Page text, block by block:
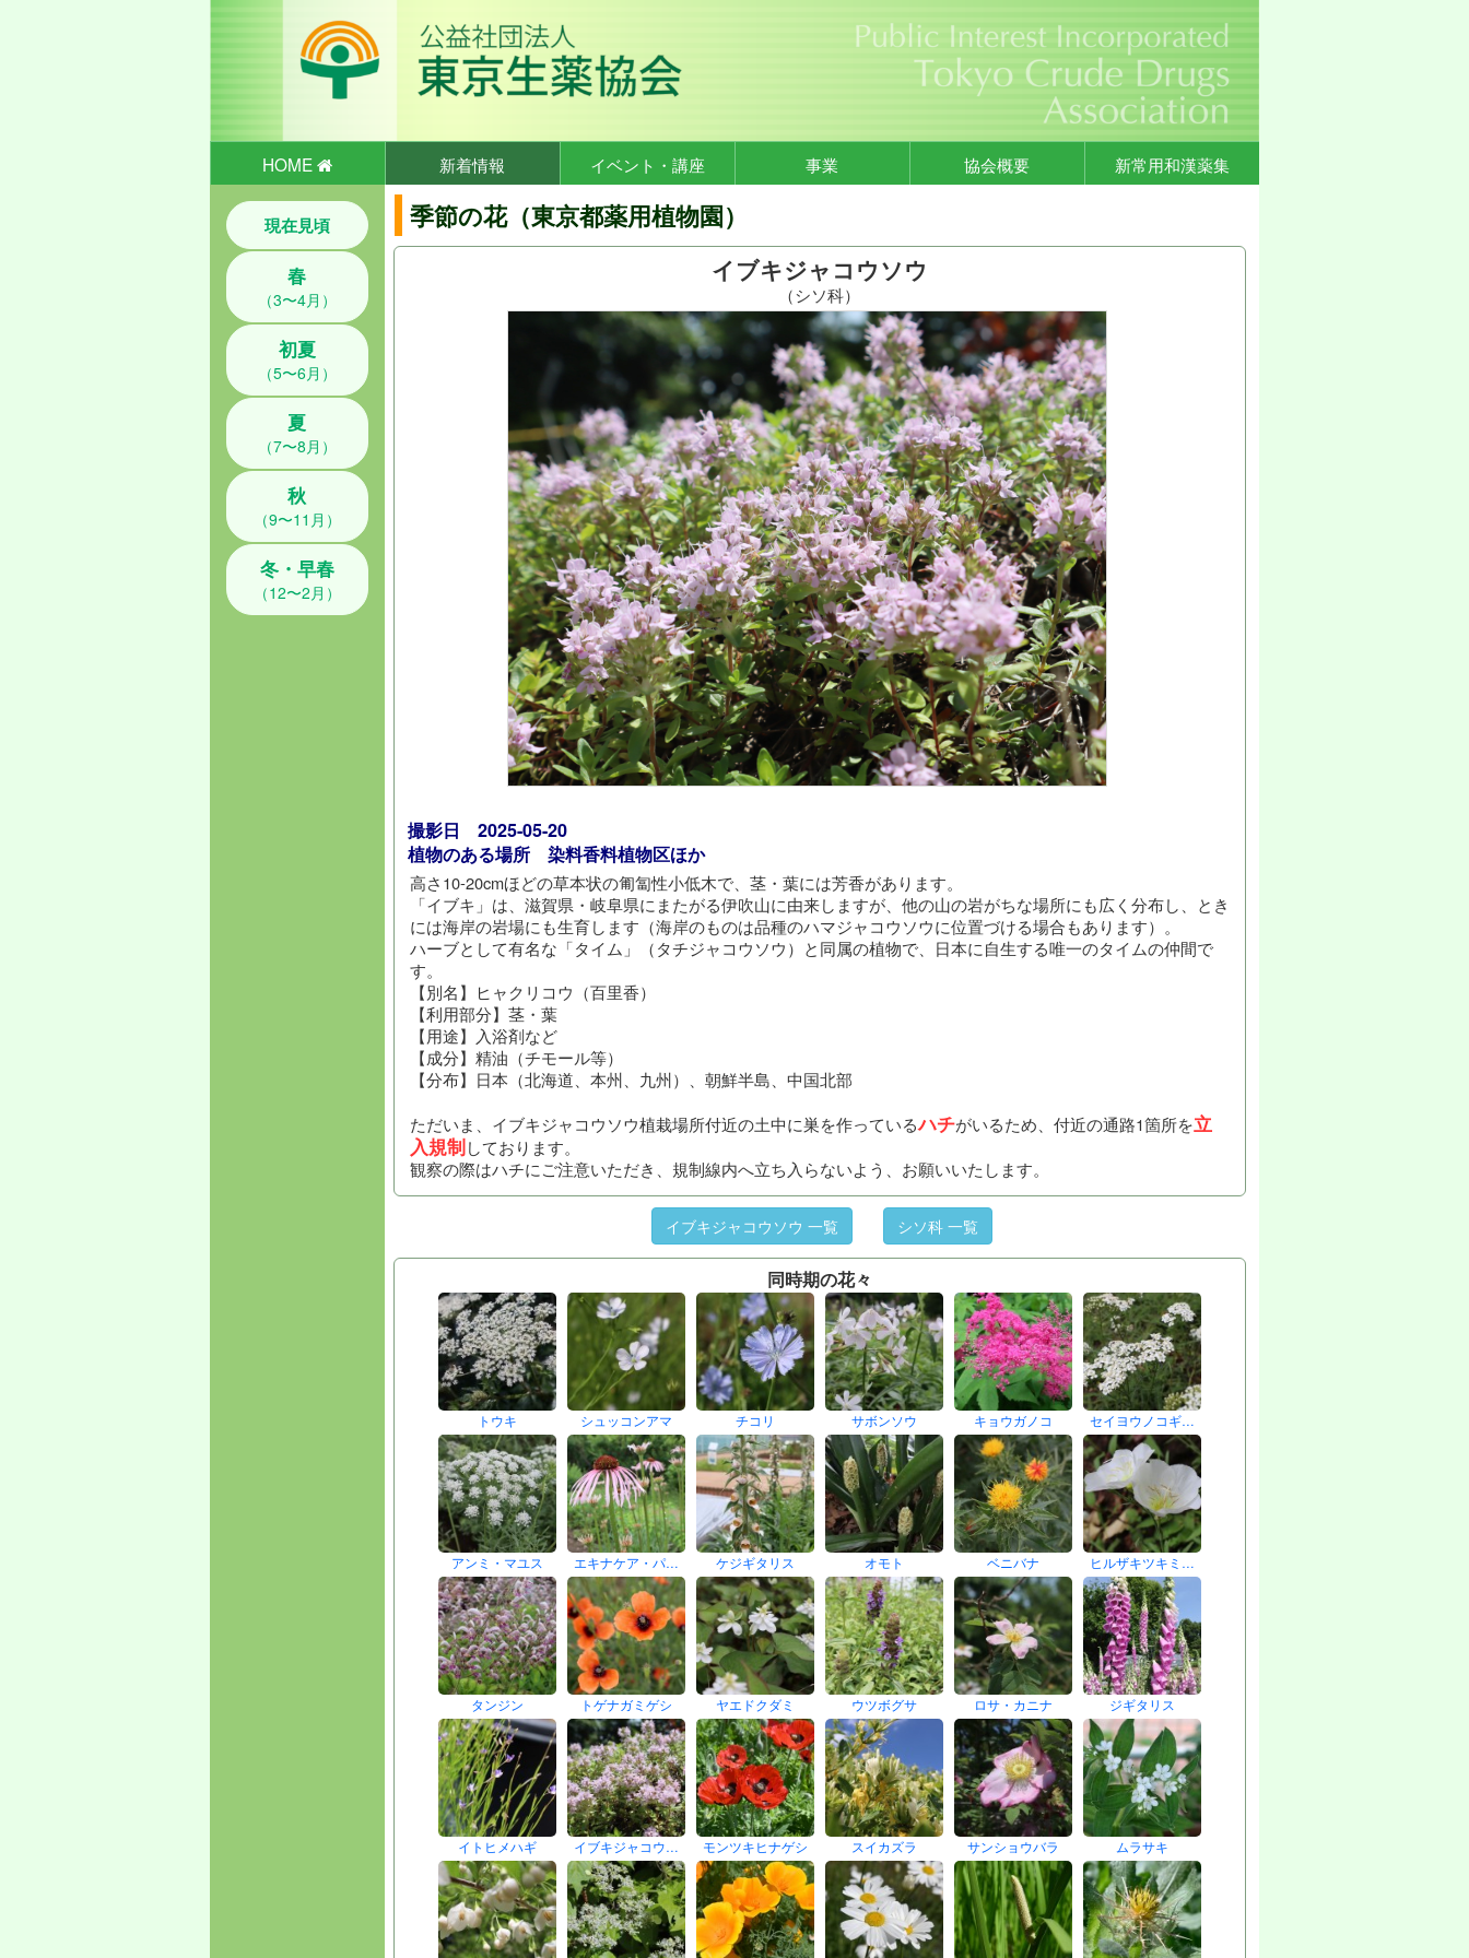
HOME 新着情報 イベント・講座 事業 協会概要 新常用和漢薬集
現在見頃
春
（3〜4月）
初夏
（5〜6月）
夏
（7〜8月）
秋
（9〜11月）
冬・早春
（12〜2月）
季節の花（東京都薬用植物園）
イブキジャコウソウ
（シソ科）
撮影日 2025-05-20
植物のある場所 染料香料植物区ほか
高さ10-20cmほどの草本状の匍匐性小低木で、茎・葉には芳香があります。
「イブキ」は、滋賀県・岐阜県にまたがる伊吹山に由来しますが、他の山の岩がちな場所にも広く分布し、とき
には海岸の岩場にも生育します（海岸のものは品種のハマジャコウソウに位置づける場合もあります）。
ハーブとして有名な「タイム」（タチジャコウソウ）と同属の植物で、日本に自生する唯一のタイムの仲間で
す。
【別名】ヒャクリコウ（百里香）
【利用部分】茎・葉
【用途】入浴剤など
【成分】精油（チモール等）
【分布】日本（北海道、本州、九州）、朝鮮半島、中国北部
ただいま、イブキジャコウソウ植栽場所付近の土中に巣を作っているハチがいるため、付近の通路1箇所を立
入規制しております。
観察の際はハチにご注意いただき、規制線内へ立ち入らないよう、お願いいたします。
イブキジャコウソウ 一覧 シソ科 一覧
同時期の花々
トウキ シュッコンアマ チコリ サボンソウ キョウガノコ セイヨウノコギ…
アンミ・マユス エキナケア・パ… ケジギタリス オモト ベニバナ ヒルザキツキミ…
タンジン トゲナガミゲシ ヤエドクダミ ウツボグサ ロサ・カニナ ジギタリス
イトヒメハギ イブキジャコウ… モンツキヒナゲシ スイカズラ サンショウバラ ムラサキ